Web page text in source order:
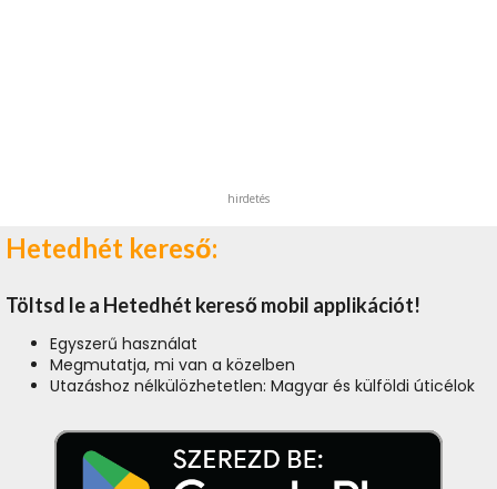
hirdetés
Hetedhét kereső:
Töltsd le a Hetedhét kereső mobil applikációt!
Egyszerű használat
Megmutatja, mi van a közelben
Utazáshoz nélkülözhetetlen: Magyar és külföldi úticélok